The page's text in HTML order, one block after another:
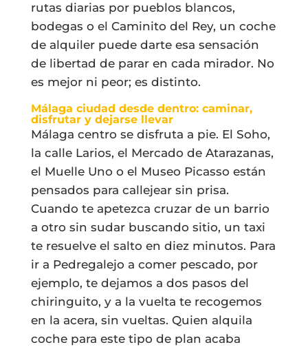
rutas diarias por pueblos blancos,
bodegas o el Caminito del Rey, un coche
de alquiler puede darte esa sensación
de libertad de parar en cada mirador. No
es mejor ni peor; es distinto.
Málaga ciudad desde dentro: caminar,
disfrutar y dejarse llevar
Málaga centro se disfruta a pie. El Soho,
la calle Larios, el Mercado de Atarazanas,
el Muelle Uno o el Museo Picasso están
pensados para callejear sin prisa.
Cuando te apetezca cruzar de un barrio
a otro sin sudar buscando sitio, un taxi
te resuelve el salto en diez minutos. Para
ir a Pedregalejo a comer pescado, por
ejemplo, te dejamos a dos pasos del
chiringuito, y a la vuelta te recogemos
en la acera, sin vueltas. Quien alquila
coche para este tipo de plan acaba